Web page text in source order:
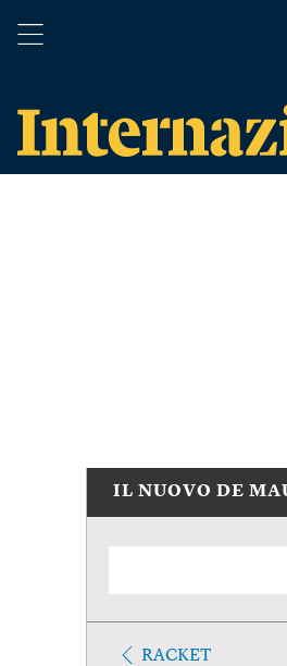
IL NUOVO DE
RACKET